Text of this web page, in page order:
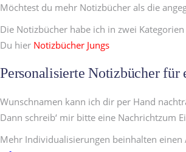
Möchtest du mehr Notizbücher als die
Die Notizbücher habe ich in zwei
Du hier Notizbücher Jungs
Personalisierte Notizbücher
Wunschnamen kann ich dir per Hand
Dann schreib‘ mir bitte eine Nachrichtzum
Mehr Individualisierungen beinhalten